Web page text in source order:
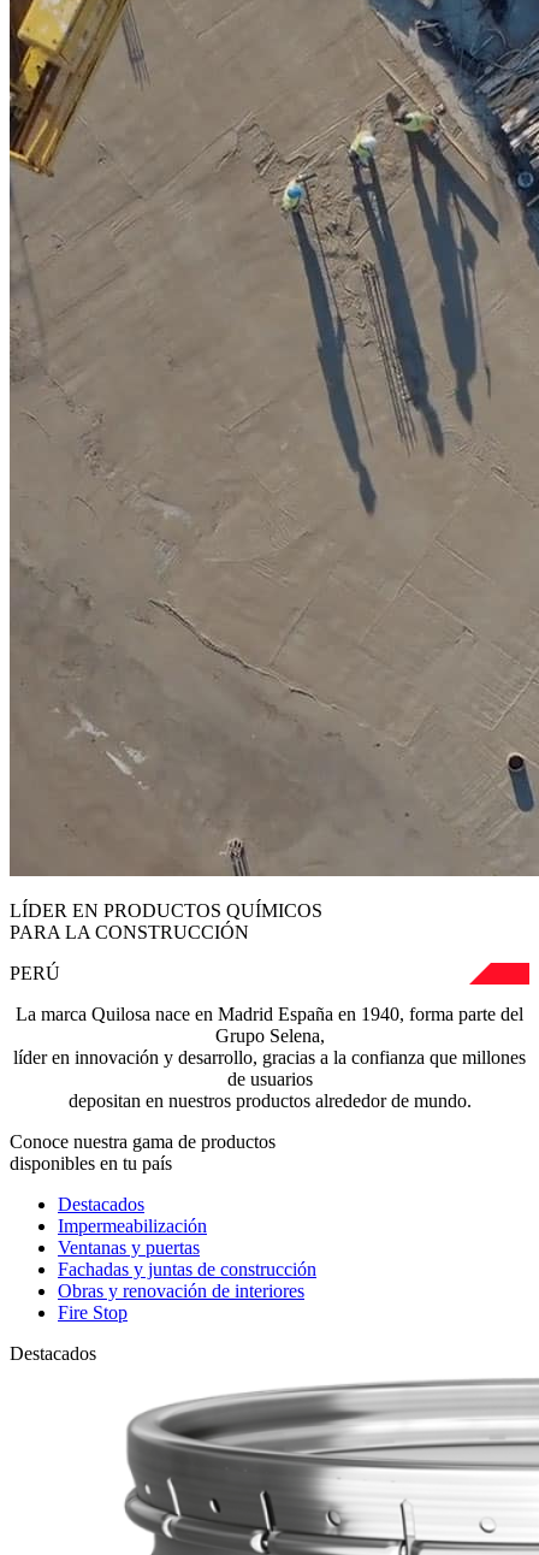
LÍDER EN PRODUCTOS QUÍMICOS
PARA LA CONSTRUCCIÓN
PERÚ
La marca Quilosa nace en Madrid España en 1940, forma parte del
Grupo Selena,
líder en innovación y desarrollo, gracias a la confianza que millones
de usuarios
depositan en nuestros productos alrededor de mundo.
Conoce nuestra gama de productos
disponibles en tu país
Destacados
Impermeabilización
Ventanas y puertas
Fachadas y juntas de construcción
Obras y renovación de interiores
Fire Stop
Destacados